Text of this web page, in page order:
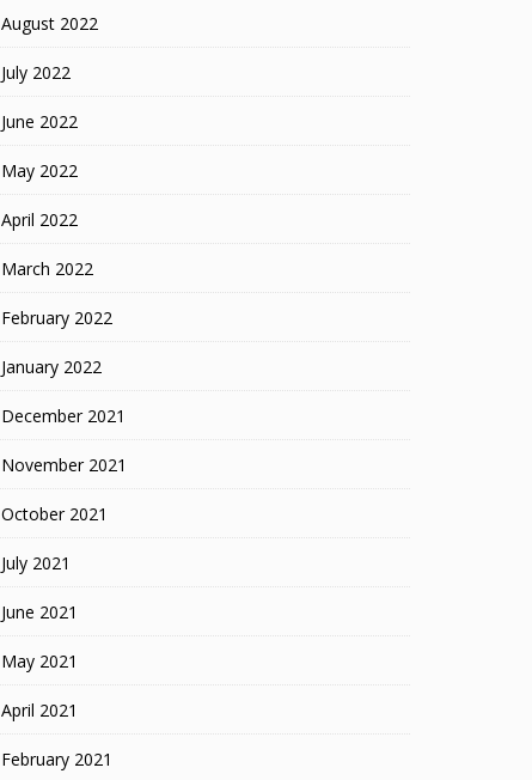
August 2022
July 2022
June 2022
May 2022
April 2022
March 2022
February 2022
January 2022
December 2021
November 2021
October 2021
July 2021
June 2021
May 2021
April 2021
February 2021